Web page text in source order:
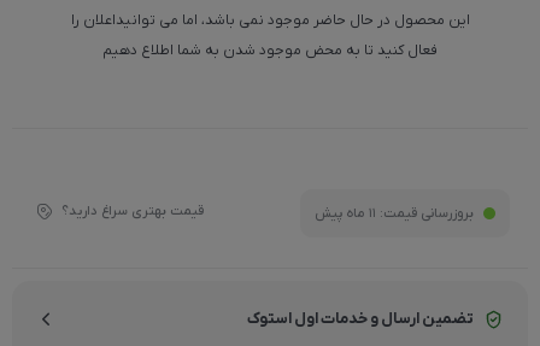
این محصول در حال حاضر موجود نمی باشد، اما می توانیداعلان را
فعال کنید تا به محض موجود شدن به شما اطلاع دهیم
بروزرسانی قیمت: 11 ماه پیش قیمت بهتری سراغ دارید؟
تضمین ارسال و خدمات اول استوک